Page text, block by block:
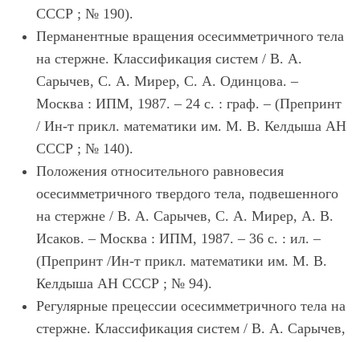
СССР ; № 190).
Перманентные вращения осесимметричного тела
на стержне. Классификация систем / В. А.
Сарычев, С. А. Мирер, С. А. Одинцова. –
Москва : ИПМ, 1987. – 24 с. : граф. – (Препринт
/ Ин-т прикл. математики им. М. В. Келдыша АН
СССР ; № 140).
Положения относительного равновесия
осесимметричного твердого тела, подвешенного
на стержне / В. А. Сарычев, С. А. Мирер, А. В.
Исаков. – Москва : ИПМ, 1987. – 36 с. : ил. –
(Препринт /Ин-т прикл. математики им. М. В.
Келдыша АН СССР ; № 94).
Регулярные прецессии осесимметричного тела на
стержне. Классификация систем / В. А. Сарычев,